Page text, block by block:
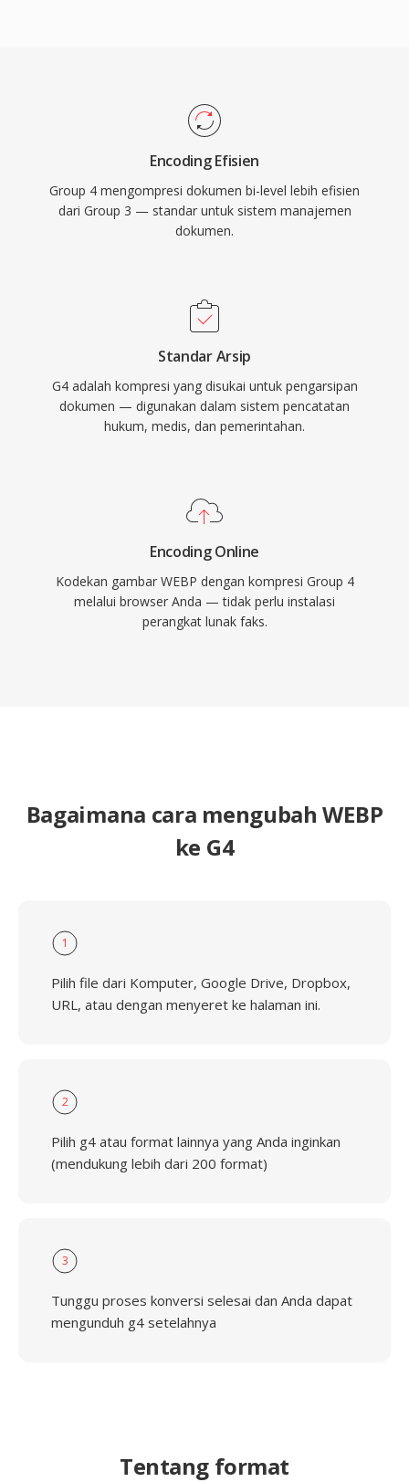
Encoding Efisien
Group 4 mengompresi dokumen bi-level lebih efisien
dari Group 3 — standar untuk sistem manajemen
dokumen.
Standar Arsip
G4 adalah kompresi yang disukai untuk pengarsipan
dokumen — digunakan dalam sistem pencatatan
hukum, medis, dan pemerintahan.
Encoding Online
Kodekan gambar WEBP dengan kompresi Group 4
melalui browser Anda — tidak perlu instalasi
perangkat lunak faks.
Bagaimana cara mengubah WEBP
ke G4
1
Pilih file dari Komputer, Google Drive, Dropbox,
URL, atau dengan menyeret ke halaman ini.
2
Pilih g4 atau format lainnya yang Anda inginkan
(mendukung lebih dari 200 format)
3
Tunggu proses konversi selesai dan Anda dapat
mengunduh g4 setelahnya
Tentang format